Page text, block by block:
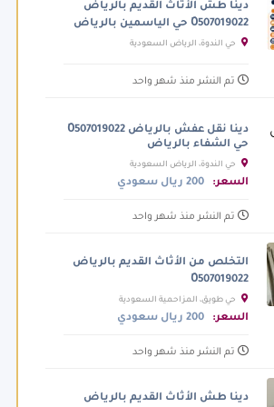
دينا طش الأثاث القديم بالرياض
0َ507019022 حي الياسمين بالرياض
تم النشر منذ شهر واحد
دينا نقل عفش بالرياض 0َ507019022
حي الشفاء بالرياض
السعر: 200 ريال سعودي
تم النشر منذ شهر واحد
التخلص من الأثاث القديم بالرياض
0َ507019022
السعر: 200 ريال سعودي
تم النشر منذ شهر واحد
دينا طش الأثاث القديم بالرياض